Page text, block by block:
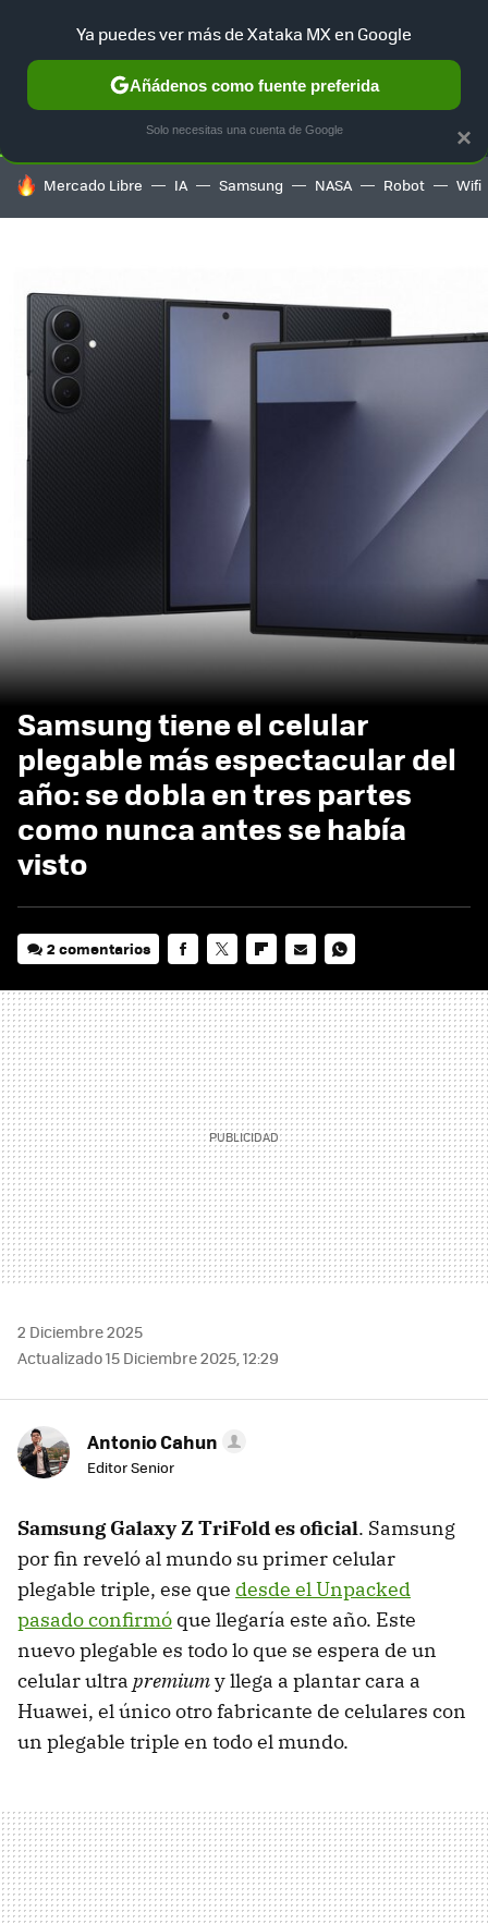
SELECCIÓN GAMING HOME AUTO TERRITORIO
HOY SE HABLA DE
Mercado Libre IA Samsung NASA Robot Wifi
Samsung tiene el celular
plegable más espectacular del
año: se dobla en tres partes
como nunca antes se había
visto
2 comentarios
MAIL
2 Diciembre 2025
Actualizado 15 Diciembre 2025, 12:29
Antonio Cahun
Editor Senior
Samsung Galaxy Z TriFold es oficial. Samsung
por fin reveló al mundo su primer celular
plegable triple, ese que desde el Unpacked
pasado confirmó que llegaría este año. Este
nuevo plegable es todo lo que se espera de un
celular ultra premiumy llega a plantar cara a
Huawei, el único otro fabricante de celulares con
un plegable triple en todo el mundo.
×
Ya puedes ver más de Xataka MX en Google
Añádenos como fuente preferida
Solo necesitas una cuenta de Google